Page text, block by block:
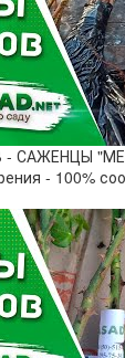
САЖЕНЦЫ
- 100%